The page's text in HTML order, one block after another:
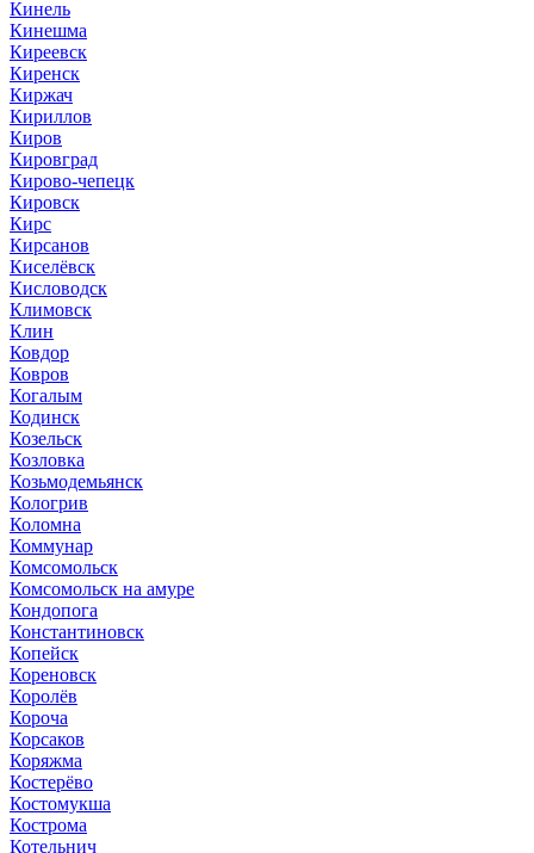
Кинель
Кинешма
Киреевск
Киренск
Киржач
Кириллов
Киров
Кировград
Кирово-чепецк
Кировск
Кирс
Кирсанов
Киселёвск
Кисловодск
Климовск
Клин
Ковдор
Ковров
Когалым
Кодинск
Козельск
Козловка
Козьмодемьянск
Кологрив
Коломна
Коммунар
Комсомольск
Комсомольск на амуре
Кондопога
Константиновск
Копейск
Кореновск
Королёв
Короча
Корсаков
Коряжма
Костерёво
Костомукша
Кострома
Котельнич